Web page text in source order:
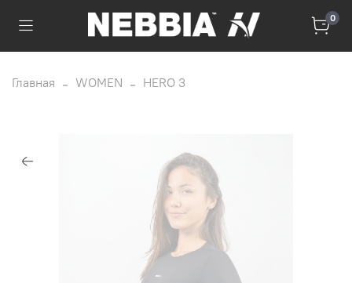
0
Главная WOMEN HERO 3